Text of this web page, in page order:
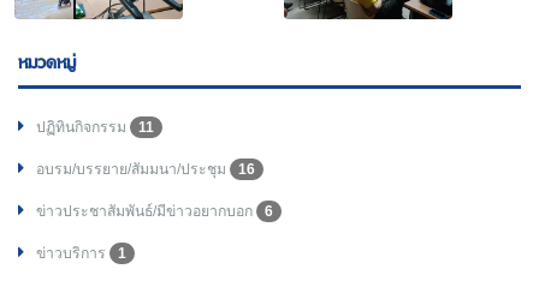
หมวดหมู่
ปฏิทินกิจกรรม 11
อบรม/บรรยาย/สัมมนา/ประชุม 16
ข่าวประชาสัมพันธ์/มีข่าวอยากบอก 6
ข่าวบริการ 1